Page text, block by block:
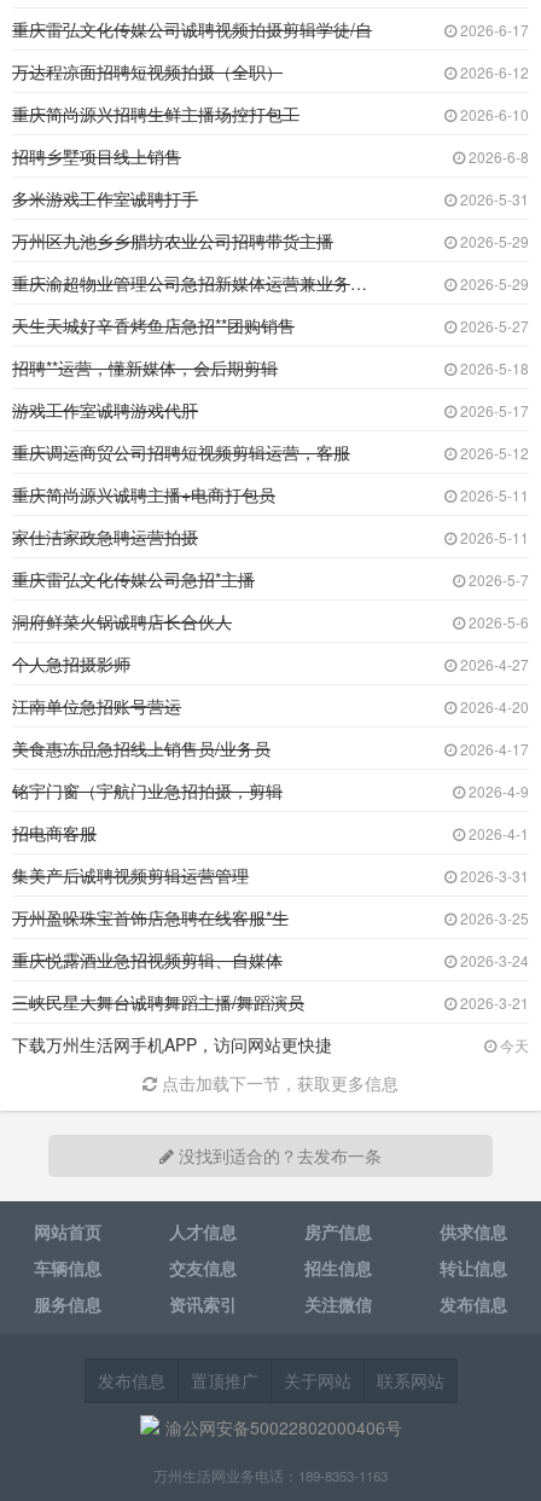
重庆雷弘文化传媒公司诚聘视频拍摄剪辑学徒/自 2026-6-17
万达程凉面招聘短视频拍摄（全职） 2026-6-12
重庆简尚源兴招聘生鲜主播场控打包工 2026-6-10
招聘乡墅项目线上销售 2026-6-8
多米游戏工作室诚聘打手 2026-5-31
万州区九池乡乡腊坊农业公司招聘带货主播 2026-5-29
重庆渝超物业管理公司急招新媒体运营兼业务外联 2026-5-29
天生天城好辛香烤鱼店急招**团购销售 2026-5-27
招聘**运营，懂新媒体，会后期剪辑 2026-5-18
游戏工作室诚聘游戏代肝 2026-5-17
重庆调运商贸公司招聘短视频剪辑运营，客服 2026-5-12
重庆简尚源兴诚聘主播+电商打包员 2026-5-11
家仕洁家政急聘运营拍摄 2026-5-11
重庆雷弘文化传媒公司急招*主播 2026-5-7
洞府鲜菜火锅诚聘店长合伙人 2026-5-6
个人急招摄影师 2026-4-27
江南单位急招账号营运 2026-4-20
美食惠冻品急招线上销售员/业务员 2026-4-17
铭宇门窗（宇航门业急招拍摄，剪辑 2026-4-9
招电商客服 2026-4-1
集美产后诚聘视频剪辑运营管理 2026-3-31
万州盈哚珠宝首饰店急聘在线客服*生 2026-3-25
重庆悦露酒业急招视频剪辑、自媒体 2026-3-24
三峡民星大舞台诚聘舞蹈主播/舞蹈演员 2026-3-21
下载万州生活网手机APP，访问网站更快捷 今天
点击加载下一节，获取更多信息
没找到适合的？去发布一条
网站首页 人才信息 房产信息
供求信息
车辆信息
交友信息 招生信息
转让信息
服务信息
资讯索引 关注微信 发布信息
发布信息 置顶推广 关于网站
联系网站
渝公网安备50022802000406号
万州生活网业务电话：189-8353-1163